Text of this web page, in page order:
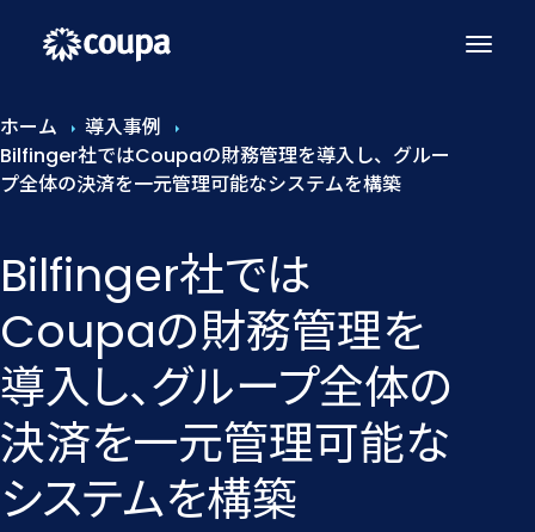
ホーム
導入事例
Bilfinger社ではCoupaの財務管理を導入し、グルー
プ全体の決済を一元管理可能なシステムを構築
Bilfinger社では​
Coupaの​財務管理を​
導入し、​グループ全体の​
決済を​一元​管理可能な​
システムを​構築